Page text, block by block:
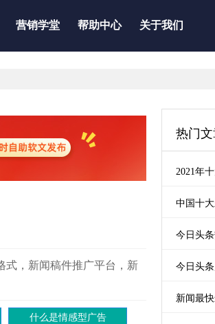
营销学堂 帮助中心 关于我们
式，新闻稿件推广平台，新
什么是情感型广告
热门
2021年
中国十
今日头
今日头
新闻最